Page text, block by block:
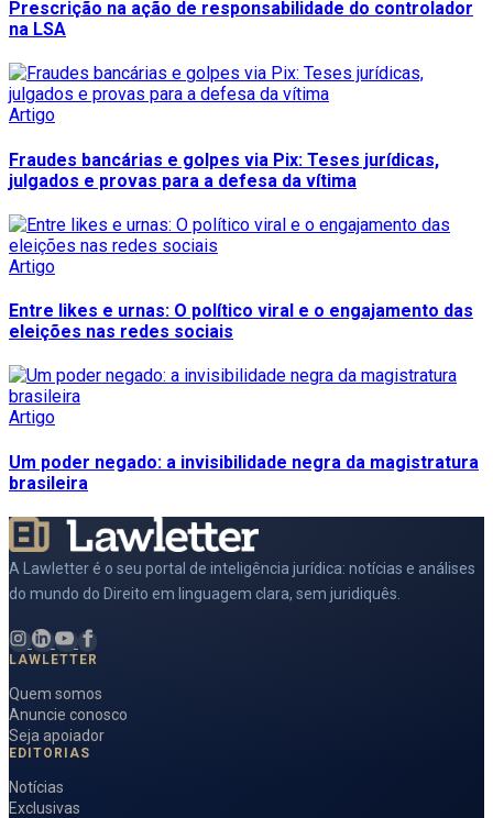
Prescrição na ação de responsabilidade do controlador
na LSA
Artigo
Fraudes bancárias e golpes via Pix: Teses jurídicas,
julgados e provas para a defesa da vítima
Artigo
Entre likes e urnas: O político viral e o engajamento das
eleições nas redes sociais
Artigo
Um poder negado: a invisibilidade negra da magistratura
brasileira
A Lawletter é o seu portal de inteligência jurídica: notícias e análises
do mundo do Direito em linguagem clara, sem juridiquês.
LAWLETTER
Quem somos
Anuncie conosco
Seja apoiador
EDITORIAS
Notícias
Exclusivas